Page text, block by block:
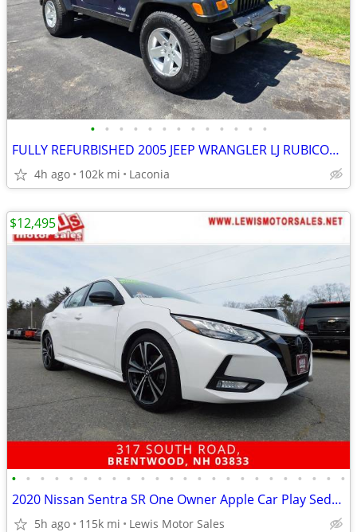
• • • • • • • • • • • • •
FULLY REFURBISHED 2005 JEEP WRANGLER LJ RUBICON TURN KEY 1 YR WARRANTY
4h ago 102k mi Laconia
• • • • • • • • • • • • • • • • • • • • • • • •
2020 Nissan Sentra SR One Owner Apple Car Play Sedan
5h ago 115k mi Lewis Motor Sales
$12,495